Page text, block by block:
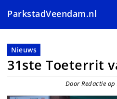
en
naar
de
ParkstadVeendam.nl
Nieuws
31ste Toeterrit
Door Redactie